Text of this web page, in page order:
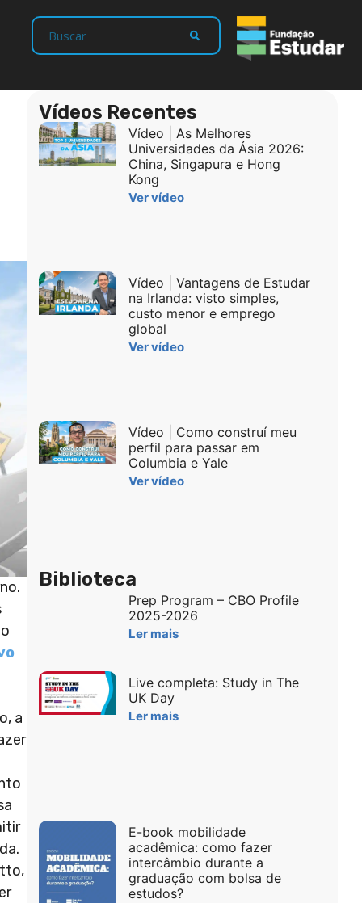
a
Vídeos Recentes
Vídeo | As Melhores
Universidades da Ásia 2026:
China, Singapura e Hong
Kong
Ver vídeo
Vídeo | Vantagens de Estudar
na Irlanda: visto simples,
custo menor e emprego
global
Ver vídeo
Vídeo | Como construí meu
perfil para passar em
Columbia e Yale
Ver vídeo
Biblioteca
Prep Program – CBO Profile
2025-2026
Ler mais
Live completa: Study in The
UK Day
Ler mais
E-book mobilidade
acadêmica: como fazer
intercâmbio durante a
graduação com bolsa de
estudos?